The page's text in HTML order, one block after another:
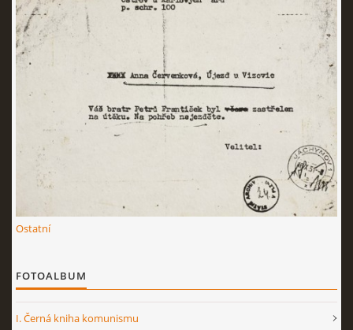
Ostatní
FOTOALBUM
I. Černá kniha komunismu